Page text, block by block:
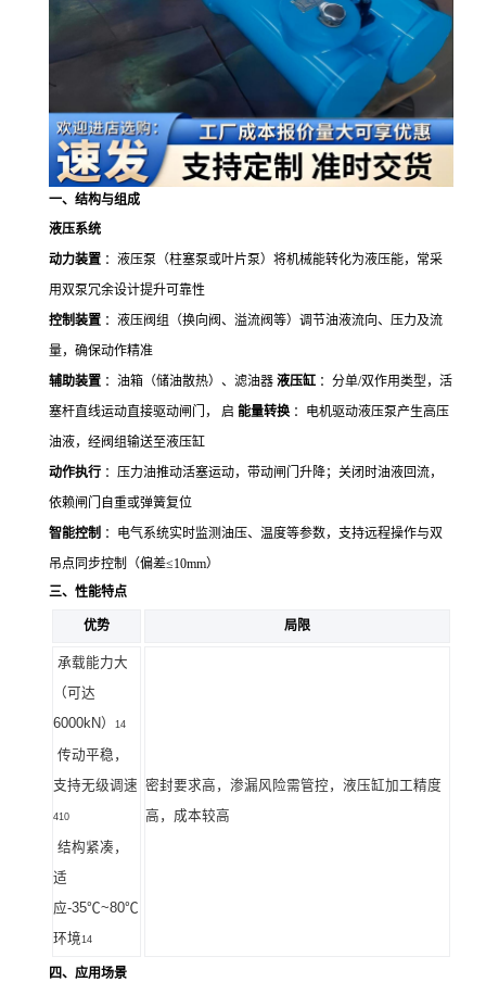
一、结构与组成
液压系统
动力装置 ：液压泵（柱塞泵或叶片泵）将机械能转化为液压能，常采
用双泵冗余设计提升可靠性
控制装置 ：液压阀组（换向阀、溢流阀等）调节油液流向、压力及流
量，确保动作精准
辅助装置 ：油箱（储油散热）、滤油器 液压缸 ：分单/双作用类型，活
塞杆直线运动直接驱动闸门， 启 能量转换 ：电机驱动液压泵产生高压
油液，经阀组输送至液压缸
动作执行 ：压力油推动活塞运动，带动闸门升降；关闭时油液回流，
依赖闸门自重或弹簧复位
智能控制 ：电气系统实时监测油压、温度等参数，支持远程操作与双
吊点同步控制（偏差≤10mm）
三、性能特点
优势 局限
承载能力大
（可达
6000kN）14
传动平稳，
支持无级调速
410
结构紧凑，
适
应-35℃~80℃
环境14
密封要求高，渗漏风险需管控 ，液压缸加工精度
高，成本较高
四、应用场景